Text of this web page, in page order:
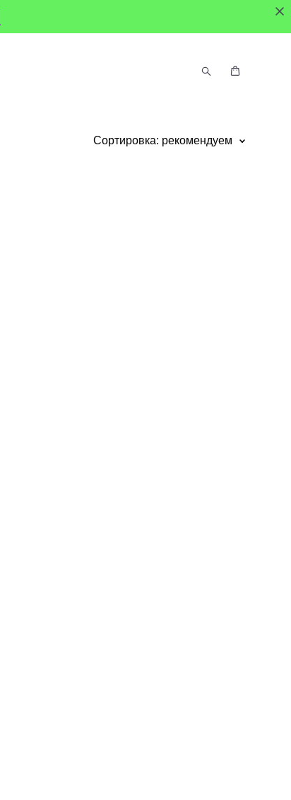
Сортировка: рекомендуем